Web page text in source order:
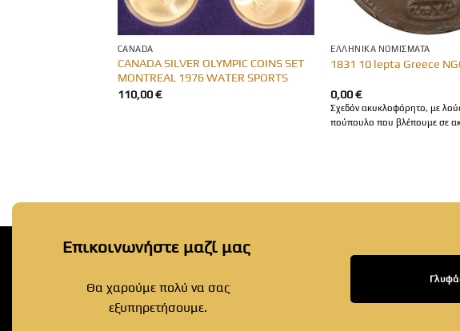
CANADA
CANADA SILVER OLYMPIC COINS SET
MONTREAL 1976 WATER SPORTS
110,00€
ΕΛΛΗΝΙΚΆ ΝΟΜΊΣΜΑΤΑ
1831 10 lepta Greece
0,00€
Σχεδόν ακυκλοφόρητο, με
πούπουλο που βλέπουμε σε
Επικοινωνήστε μαζί μας
Θα χαρούμε πολύ να σας
εξυπηρετήσουμε.